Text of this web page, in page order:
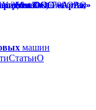
машин
СтатьиО